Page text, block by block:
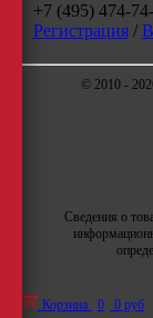
+7 (495) 474-
Регистрация/
© 2010 -
Сведения о
Корзина 0 0 руб